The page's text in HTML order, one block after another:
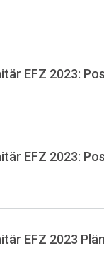
EFZ 2023:
EFZ 2023:
EFZ 2023